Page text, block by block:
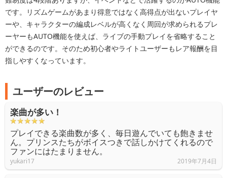
です。リズムゲームがあまり得意ではなく高得点が出ないプレイヤ
ーや、キャラクターの編成レベルが高くなく周回が求められるプレ
ーヤーもAUTO機能を使えば、ライブの手動プレイを省略すること
ができるのです。そのため初心者やライトユーザーもレア報酬を目
指しやすくなっています。
ユーザーのレビュー
楽曲が多い！
プレイできる楽曲数が多く、毎日遊んでいても飽きませ
ん。プリンスたちがボイスつきで話しかけてくれるので
ファンにはたまりません。
yukari17 2019年7月4日